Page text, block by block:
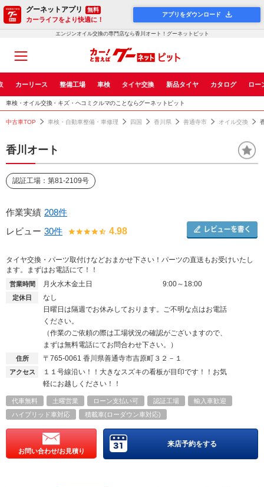
グーネットアプリ 無料
カーライフをより快適に！
アプリをダウンロード
エンジンオイル交換の専門店なら香川オート！グーネットピット
カーリース 整備工場 車検 タイヤ交換 新品タイヤ カタログ ロー
車検・オイル交換・キズ・ヘコミクルマのことならグーネットピット
中古車TOP 車検・自動車整備・車修理 四国 香川県 善通寺市 オイル交換
香川オート
認証工場：第81-2109号
作業実績 208件
レビュー 30件 4.98
タイヤ交換・パーツ取付けなどおまかせ下さい！パーツの直送もお受けいたし
ます。まずはお電話にて！！
営業時間 月火水木金土日 9:00～18:00
定休日
なし
日曜日は隔週でお休みしております。ご不明な点はお電話
ください。
（作業のご依頼の際は工場状況の確認がございますので、
まずは無料電話にてお問合わせ下さい。）
住所 〒765-0061 香川県善通寺市吉原町３２－１
アクセス
１１号線沿い！！大きなスズキの看板が目印です！！お気
軽にお越しください！！
代車無料 土曜営業 ローン支払い可 認証工場
輸入車歓迎
ハイブリッド車対応
積載車(ローダウン車対応)
お問い合わせ/お見積り
来店予約をする